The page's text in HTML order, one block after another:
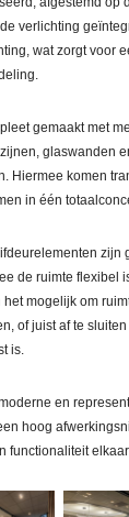
verlichting
wat zorgt voor
gemaakt met
glaswanden
Hiermee komen
in één
zijn
de ruimte flexibel
mogelijk om
of juist af te
is.
en
hoog
functionaliteit